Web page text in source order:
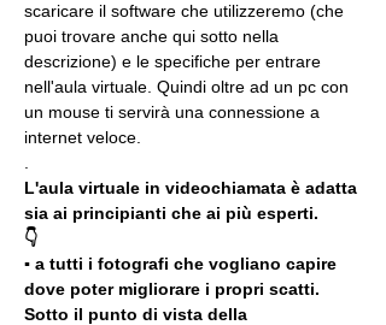
scaricare il software che utilizzeremo (che
puoi trovare anche qui sotto nella
descrizione) e le specifiche per entrare
nell'aula virtuale. Quindi oltre ad un pc con
un mouse ti servirà una connessione a
internet veloce.
L'aula virtuale in videochiamata è adatta
sia ai principianti che ai più esperti.
👇
▪️ a tutti i fotografi che vogliano capire
dove poter migliorare i propri scatti.
Sotto il punto di vista della